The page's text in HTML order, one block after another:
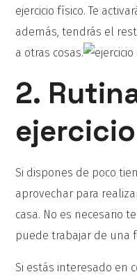
ejercicio físico. Te
además, tendrás el
a otras cosas.
2.
Si dispones de poco
aprovechar para
casa. No es necesario
puede trabajar de una
Si estás interesado en